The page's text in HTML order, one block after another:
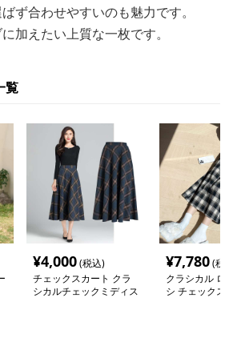
ず合わせやすいのも魅力です。
加えたい上質な一枚です。
覧
¥4,000(税込)
チェックスカート クラ
シカルチェックミディス
¥7,780(税
クラシカル ロ
シ チェックス